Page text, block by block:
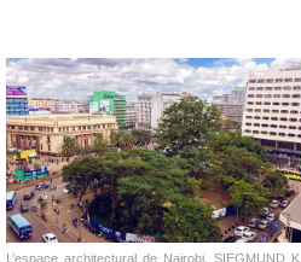
L’espace architectural de Nairobi. SIEGMUND K.